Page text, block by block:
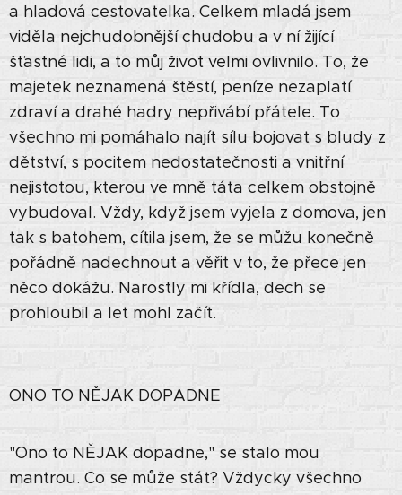
a hladová cestovatelka. Celkem mladá jsem
viděla nejchudobnější chudobu a v ní žijící
šťastné lidi, a to můj život velmi ovlivnilo. To, že
majetek neznamená štěstí, peníze nezaplatí
zdraví a drahé hadry nepřivábí přátele. To
všechno mi pomáhalo najít sílu bojovat s bludy z
dětství, s pocitem nedostatečnosti a vnitřní
nejistotou, kterou ve mně táta celkem obstojně
vybudoval. Vždy, když jsem vyjela z domova, jen
tak s batohem, cítila jsem, že se můžu konečně
pořádně nadechnout a věřit v to, že přece jen
něco dokážu. Narostly mi křídla, dech se
prohloubil a let mohl začít.
ONO TO NĚJAK DOPADNE
"Ono to NĚJAK dopadne," se stalo mou
mantrou. Co se může stát? Vždycky všechno